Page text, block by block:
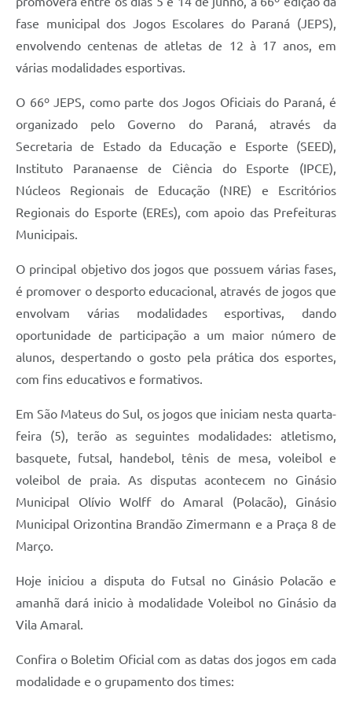
Recebimento de Recursos
Serviço de Informação ao Cidadão
Termos de Fomento
Galeria de Fotos
Audiências Públicas
Iluminação Pública
Arquivos para Download
Projetos
Legislação
Links
Agenda
SIC
Briefing de Ações, Divulgações e Eventos
Solicitação de Remoção: Instituições Escolares
fase municipal dos Jogos Escolares do Paraná (JEPS),
envolvendo centenas de atletas de 12 à 17 anos, em
várias modalidades esportivas.
O 66º JEPS, como parte dos Jogos Oficiais do Paraná, é
organizado pelo Governo do Paraná, através da
Secretaria de Estado da Educação e Esporte (SEED),
Instituto Paranaense de Ciência do Esporte (IPCE),
Núcleos Regionais de Educação (NRE) e Escritórios
Regionais do Esporte (EREs), com apoio das Prefeituras
Municipais.
O principal objetivo dos jogos que possuem várias fases,
é promover o desporto educacional, através de jogos que
envolvam várias modalidades esportivas, dando
oportunidade de participação a um maior número de
alunos, despertando o gosto pela prática dos esportes,
com fins educativos e formativos.
Em São Mateus do Sul, os jogos que iniciam nesta quarta-
feira (5), terão as seguintes modalidades: atletismo,
basquete, futsal, handebol, tênis de mesa, voleibol e
voleibol de praia. As disputas acontecem no Ginásio
Municipal Olívio Wolff do Amaral (Polacão), Ginásio
Municipal Orizontina Brandão Zimermann e a Praça 8 de
Março.
Hoje iniciou a disputa do Futsal no Ginásio Polacão e
amanhã dará inicio à modalidade Voleibol no Ginásio da
Vila Amaral.
Confira o Boletim Oficial com as datas dos jogos em cada
modalidade e o grupamento dos times: